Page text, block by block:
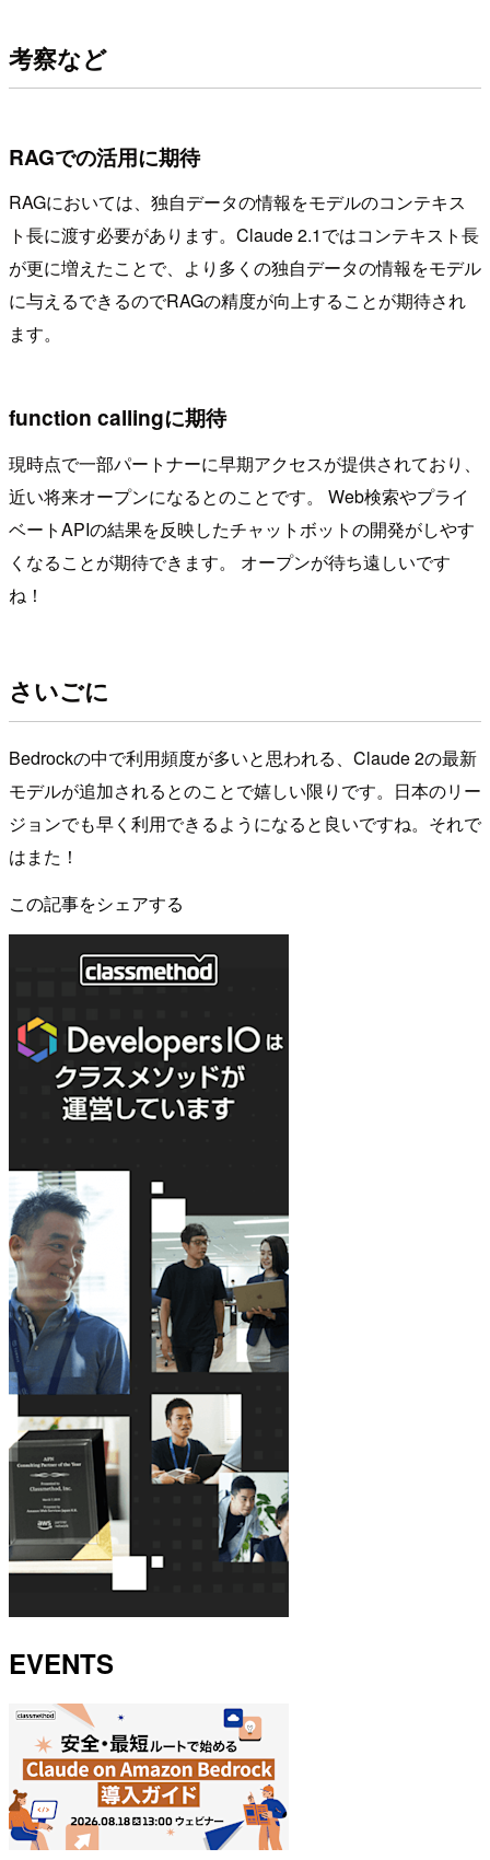
考察など
RAGでの活用に期待
RAGにおいては、独自データの情報をモデルのコンテキス
ト長に渡す必要があります。Claude 2.1ではコンテキスト長
が更に増えたことで、より多くの独自データの情報をモデル
に与えるできるのでRAGの精度が向上することが期待され
ます。
function callingに期待
現時点で一部パートナーに早期アクセスが提供されており、
近い将来オープンになるとのことです。 Web検索やプライ
ベートAPIの結果を反映したチャットボットの開発がしやす
くなることが期待できます。 オープンが待ち遠しいです
ね！
さいごに
Bedrockの中で利用頻度が多いと思われる、Claude 2の最新
モデルが追加されるとのことで嬉しい限りです。日本のリー
ジョンでも早く利用できるようになると良いですね。それで
はまた！
この記事をシェアする
EVENTS